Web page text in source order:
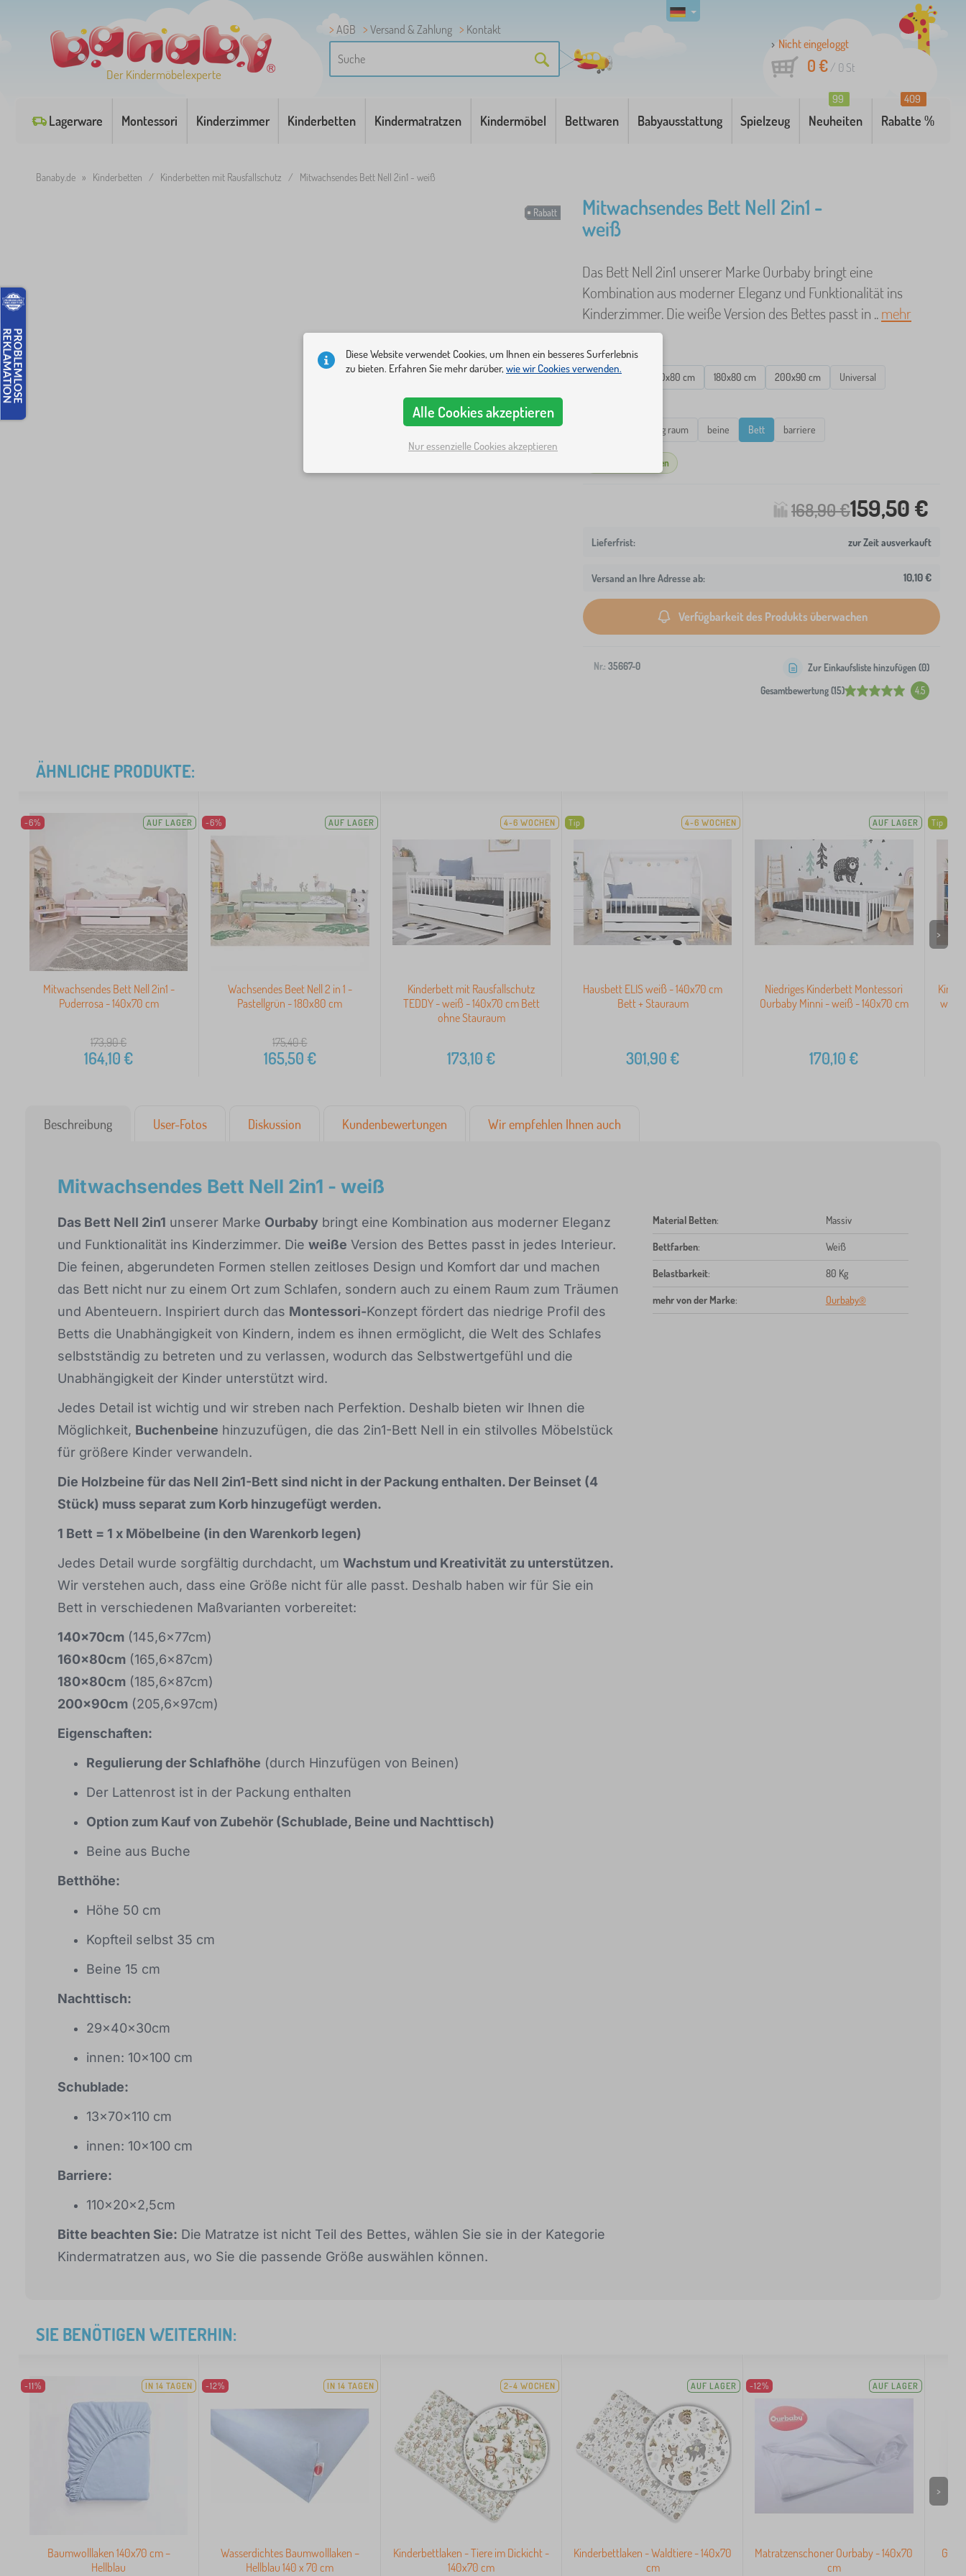
Der Kindermöbelexperte
AGB Versand & Zahlung
Kontakt
Nicht eingeloggt
0 €/ 0 St
Lagerware Montessori Kinderzimmer Kinderbetten Kindermatratzen Kindermöbel Bettwaren Babyausstattung Spielzeug Neuheiten
99
Rabatte %
409
Banaby.de » Kinderbetten / Kinderbetten mit Rausfallschutz / Mitwachsendes Bett Nell 2in1 - weiß
Rabatt
Mitwachsendes Bett Nell 2in1 -
weiß
Das Bett Nell 2in1 unserer Marke Ourbaby bringt eine
Kombination aus moderner Eleganz und Funktionalität ins
Kinderzimmer. Die weiße Version des Bettes passt in ..mehr
Bettmaße
140x70 cm
160x80 cm 180x80 cm 200x90 cm Universal
lagerung raum beine Bett barriere
Auf Lager anzeigen
168,90 €159,50 €
zur Zeit ausverkauft
Versand an Ihre Adresse ab: 10,10 €
Verfügbarkeit des Produkts überwachen
Nr.: 35667-0
Gesamtbewertung (15) 4.5
Zur Einkaufsliste hinzufügen (0)
ÄHNLICHE PRODUKTE:
-6% AUF LAGER
Mitwachsendes Bett Nell 2in1 -
Puderrosa - 140x70 cm
173,90€
164,10€
-6% AUF LAGER
Wachsendes Beet Nell 2 in 1 -
Pastellgrün - 180x80 cm
175,40€
165,50€
4-6 WOCHEN
Kinderbett mit Rausfallschutz
TEDDY - weiß - 140x70 cm Bett
ohne Stauraum
173,10€
Tip 4-6 WOCHEN
Hausbett ELIS weiß - 140x70 cm
Bett + Stauraum
301,90€
AUF LAGER
Niedriges Kinderbett Montessori
Ourbaby Minni - weiß - 140x70 cm
170,10€
Tip
weiß
>
Beschreibung User-Fotos Diskussion Kundenbewertungen Wir empfehlen Ihnen auch
Mitwachsendes Bett Nell 2in1 - weiß
Das Bett Nell 2in1 unserer Marke Ourbaby bringt eine Kombination aus moderner Eleganz
und Funktionalität ins Kinderzimmer. Die weiße Version des Bettes passt in jedes Interieur.
Die feinen, abgerundeten Formen stellen zeitloses Design und Komfort dar und machen
das Bett nicht nur zu einem Ort zum Schlafen, sondern auch zu einem Raum zum Träumen
und Abenteuern. Inspiriert durch das Montessori-Konzept fördert das niedrige Profil des
Betts die Unabhängigkeit von Kindern, indem es ihnen ermöglicht, die Welt des Schlafes
selbstständig zu betreten und zu verlassen, wodurch das Selbstwertgefühl und die
Unabhängigkeit der Kinder unterstützt wird.
Jedes Detail ist wichtig und wir streben nach Perfektion. Deshalb bieten wir Ihnen die
Möglichkeit, Buchenbeine hinzuzufügen, die das 2in1-Bett Nell in ein stilvolles Möbelstück
für größere Kinder verwandeln.
Die Holzbeine für das Nell 2in1-Bett sind nicht in der Packung enthalten. Der Beinset (4
Stück) muss separat zum Korb hinzugefügt werden.
1 Bett = 1 x Möbelbeine (in den Warenkorb legen)
Jedes Detail wurde sorgfältig durchdacht, um Wachstum und Kreativität zu unterstützen.
Wir verstehen auch, dass eine Größe nicht für alle passt. Deshalb haben wir für Sie ein
Bett in verschiedenen Maßvarianten vorbereitet:
140x70cm (145,6x77cm)
160x80cm (165,6x87cm)
180x80cm (185,6x87cm)
200x90cm (205,6x97cm)
Eigenschaften:
Regulierung der Schlafhöhe (durch Hinzufügen von Beinen)
Der Lattenrost ist in der Packung enthalten
Option zum Kauf von Zubehör (Schublade, Beine und Nachttisch)
Beine aus Buche
Betthöhe:
Höhe 50 cm
Kopfteil selbst 35 cm
Beine 15 cm
Nachttisch:
29x40x30cm
innen: 10x100 cm
Schublade:
13x70x110 cm
innen: 10x100 cm
Barriere:
110x20x2,5cm
Bitte beachten Sie: Die Matratze ist nicht Teil des Bettes, wählen Sie sie in der Kategorie
Kindermatratzen aus, wo Sie die passende Größe auswählen können.
Material Betten: Massiv
Bettfarben: Weiß
Belastbarkeit: 80 Kg
mehr von der Marke: Ourbaby®
SIE BENÖTIGEN WEITERHIN:
-11% IN 14 TAGEN
Baumwolllaken 140x70 cm –
Hellblau
-12% IN 14 TAGEN
Wasserdichtes Baumwolllaken –
Hellblau 140 x 70 cm
2-4 WOCHEN
Kinderbettlaken - Tiere im Dickicht -
140x70 cm
AUF LAGER
Kinderbettlaken - Waldtiere - 140x70
cm
-12% AUF LAGER
Matratzenschoner Ourbaby - 140x70
cm
>
Diese Website verwendet Cookies, um Ihnen ein besseres Surferlebnis
zu bieten. Erfahren Sie mehr darüber, wie wir Cookies verwenden.
Alle Cookies akzeptieren
Nur essenzielle Cookies akzeptieren